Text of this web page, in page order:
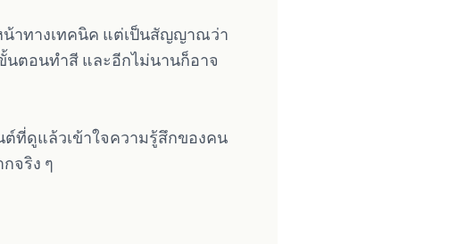
น้าทางเทคนิค แต่เป็นสัญญาณว่า
นตอนทำสี และอีกไม่นานก็อาจ
ที่ดูแล้วเข้าใจความรู้สึกของคน
จริง ๆ